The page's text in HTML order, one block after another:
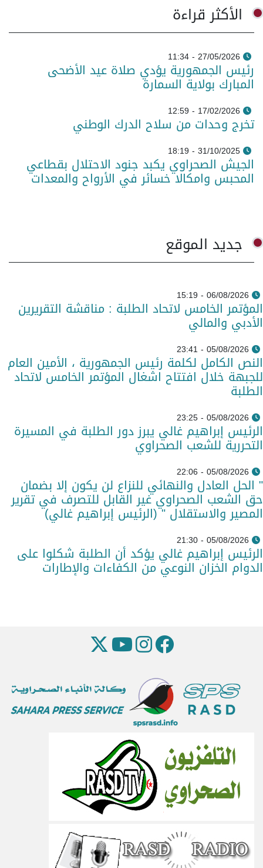
الأكثر قراءة
27/05/2026 - 11:34
رئيس الجمهورية يؤدي صلاة عيد الأضحى
المبارك بولاية السمارة
17/02/2026 - 12:59
تخرج وحدات من سلاح الدرك الوطني
31/10/2025 - 18:19
الجيش الصحراوي يكبد جنود الاحتلال بقطاعي
المحبس وامكالا خسائر في الأرواح والمعدات
جديد الموقع
06/08/2026 - 15:19
المؤتمر الخامس لاتحاد الطلبة : مناقشة التقريرين
الأدبي والمالي
05/08/2026 - 23:41
النص الكامل لكلمة رئيس الجمهورية ، الأمين العام
للجبهة خلال افتتاح اشغال المؤتمر الخامس لاتحاد
الطلبة
05/08/2026 - 23:25
الرئيس إبراهيم غالي يبرز دور الطلبة في المسيرة
التحررية للشعب الصحراوي
05/08/2026 - 22:06
" الحل العادل والنهائي للنزاع لن يكون إلا بضمان
حق الشعب الصحراوي غير القابل للتصرف في تقرير
المصير والاستقلال " (الرئيس إبراهيم غالي)
05/08/2026 - 21:30
الرئيس إبراهيم غالي يؤكد أن الطلبة شكلوا على
الدوام الخزان النوعي من الكفاءات والإطارات